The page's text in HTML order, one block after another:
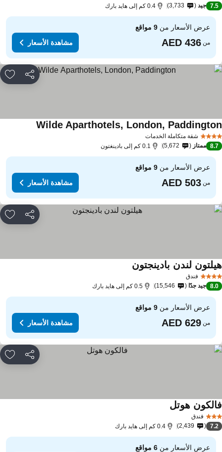
7.5 جيد 3,733 0.4 كم إلى هايد بارك
عرض الأسعار من9 مواقع
من مشاهدة الأسعار
مشاركة
شقة متكاملة الخدمات
Wilde Aparthotels, London,مشاهدة
8.7 ممتاز 5,672 0.1 كم إلى بادينغتون
عرض الأسعار من9 مواقع
من مشاهدة الأسعار
مشاركة
فندق
لندن بادينجتونمشاهدة الأسعار
8.0 جيد جدًا 15,546 0.5 كم إلى هايد بارك
عرض الأسعار من9 مواقع
من مشاهدة الأسعار
مشاركة
فندق
هوتلمشاهدة الأسعار
7.2
2,439 0.4 كم إلى هايد بارك
عرض الأسعار من6 مواقع